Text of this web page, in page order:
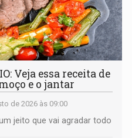
Veja essa receita de
e o jantar
de 2026 às 09:00
jeito que vai agradar todo